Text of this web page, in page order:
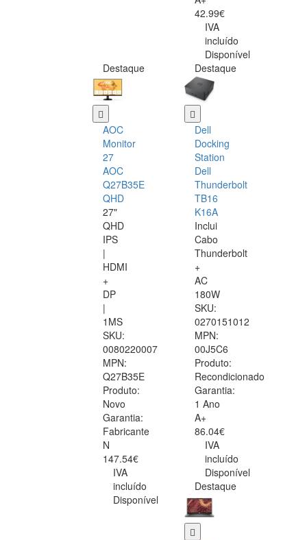
42.99€
IVA
incluído
Disponível
Destaque
AOC
Monitor
27
AOC
Q27B35E
QHD
27"
QHD
IPS
|
HDMI
+
DP
|
1MS
SKU:
0080220007
MPN:
Q27B35E
Produto:
Novo
Garantia:
Fabricante
N
147.54€
IVA
incluído
Disponível
Destaque
Dell
Docking
Station
Dell
Thunderbolt
TB16
K16A
Inclui
Cabo
Thunderbolt
+
AC
180W
SKU:
0270151012
MPN:
00J5C6
Produto:
Recondicionado
Garantia:
1 Ano
A+
86.04€
IVA
incluído
Disponível
Destaque